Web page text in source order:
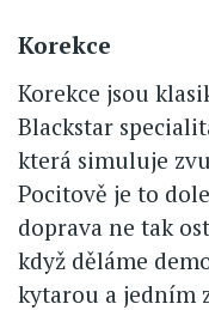
Korekce
Korekce jsou
Blackstar
která simuluje
Pocitově je to
doprava ne tak
když děláme
kytarou a jedním